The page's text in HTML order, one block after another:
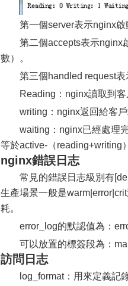
第一個server表示nginx啟
第二個accepts表示nginx
數）。
第三個handled request表
Reading：nginx讀取到客
writing：nginx返回給客戶
waiting：nginx已經處理
等於active-（reading+writing
nginx錯誤日志
常見的錯誤日志級別有
生產場景一般是
耗。
error_log的默認值為：
可以放置的標簽段為：
訪問日志
log_format：用來定義記